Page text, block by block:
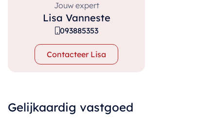
Jouw expert
Lisa Vanneste
093885353
Contacteer Lisa
Gelijkaardig vastgoed